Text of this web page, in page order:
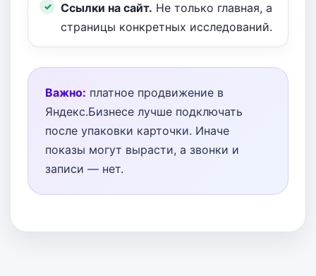
Ссылки на сайт. Не только главная, а
страницы конкретных исследований.
Важно: платное продвижение в
Яндекс.Бизнесе лучше подключать
после упаковки карточки. Иначе
показы могут вырасти, а звонки и
записи — нет.